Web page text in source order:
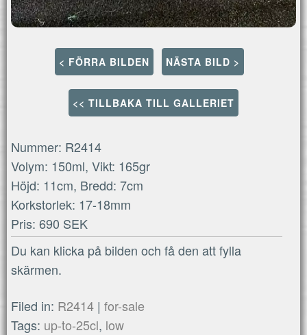
< FÖRRA BILDEN NÄSTA BILD >
<< TILLBAKA TILL GALLERIET
Nummer: R2414
Volym: 150ml, Vikt: 165gr
Höjd: 11cm, Bredd: 7cm
Korkstorlek: 17-18mm
Pris: 690 SEK
Du kan klicka på bilden och få den att fylla
skärmen.
Filed in: R2414 |for-sale
Tags: up-to-25cl, low